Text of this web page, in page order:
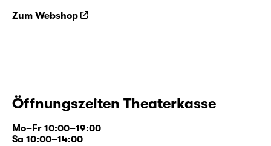
Zum Webshop
Öffnungszeiten Theaterkasse
Mo–Fr 10:00–19:00
Sa 10:00–14:00